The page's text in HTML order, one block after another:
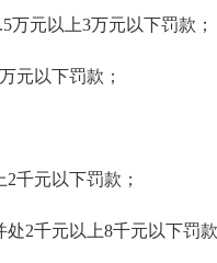
元以上3万元以下罚款；
元以下罚款；
元以下罚款；
2千元以上8千元以下罚款